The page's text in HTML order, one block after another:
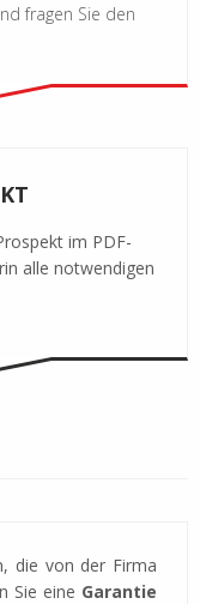
fragen Sie den
im PDF-
alle notwendigen
die von der Firma
Sie eine Garantie